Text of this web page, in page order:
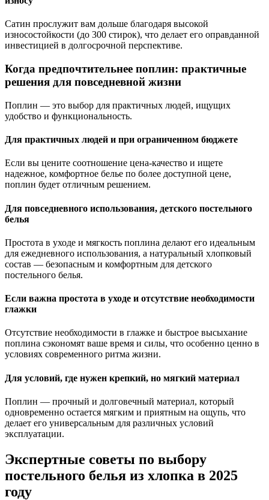
Сатин прослужит вам дольше благодаря высокой
износостойкости (до 300 стирок), что делает его оправданной
инвестицией в долгосрочной перспективе.
Когда предпочтительнее поплин: практичные
решения для повседневной жизни
Поплин — это выбор для практичных людей, ищущих
удобство и функциональность.
Для практичных людей и при ограниченном бюджете
Если вы цените соотношение цена-качество и ищете
надежное, комфортное белье по более доступной цене,
поплин будет отличным решением.
Для повседневного использования, детского постельного
белья
Простота в уходе и мягкость поплина делают его идеальным
для ежедневного использования, а натуральный хлопковый
состав — безопасным и комфортным для детского
постельного белья.
Если важна простота в уходе и отсутствие необходимости
глажки
Отсутствие необходимости в глажке и быстрое высыхание
поплина сэкономят ваше время и силы, что особенно ценно в
условиях современного ритма жизни.
Для условий, где нужен крепкий, но мягкий материал
Поплин — прочный и долговечный материал, который
одновременно остается мягким и приятным на ощупь, что
делает его универсальным для различных условий
эксплуатации.
Экспертные советы по выбору
постельного белья из хлопка в 2025
году